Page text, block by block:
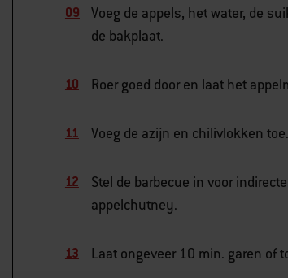
Voeg de appels, het water, de
de bakplaat.
Roer goed door en laat het
Voeg de azijn en chilivlokken toe.
Stel de barbecue in voor
appelchutney.
Laat ongeveer 10 min. garen of